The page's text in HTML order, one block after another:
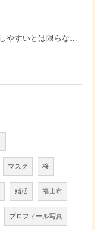
年収1000万円でも成婚しやすいとは限らない? 「年収帯別の成婚率」のリアル
マスク 桜
婚活 福山市
プロフィール写真